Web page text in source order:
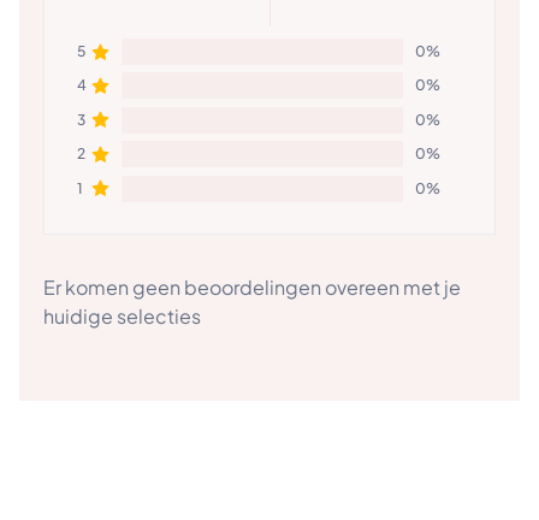
5
0%
4
0%
3
0%
2
0%
1
0%
Er komen geen beoordelingen overeen met je
huidige selecties